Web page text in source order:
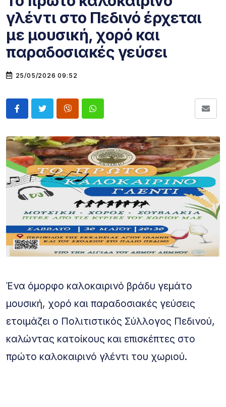
γλέντι στο Πεδινό έρχεται
με μουσική, χορό και
παραδοσιακές γεύσει
25/05/2026 09:52
Ένα όμορφο καλοκαιρινό βράδυ γεμάτο
μουσική, χορό και παραδοσιακές γεύσεις
ετοιμάζει ο Πολιτιστικός Σύλλογος Πεδινού,
καλώντας κατοίκους και επισκέπτες στο
πρώτο καλοκαιρινό γλέντι του χωριού.